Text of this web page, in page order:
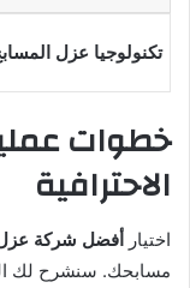
تكنولوجيا عزل
خطوات
الاحترافية
اختيار أفضل شركة
مسابحك. سنشرح لك